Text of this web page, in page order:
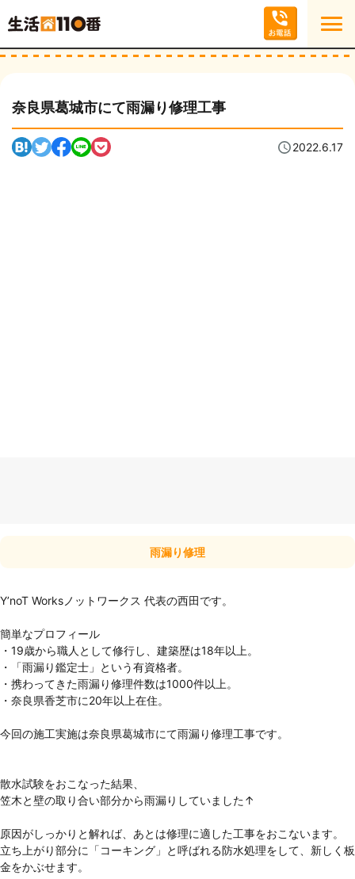
奈良県葛城市にて雨漏り修理工事
2022.6.17
雨漏り修理
Y’noT Worksノットワークス 代表の西田です。
簡単なプロフィール
・19歳から職人として修行し、建築歴は18年以上。
・「雨漏り鑑定士」という有資格者。
・携わってきた雨漏り修理件数は1000件以上。
・奈良県香芝市に20年以上在住。
今回の施工実施は奈良県葛城市にて雨漏り修理工事です。
散水試験をおこなった結果、
笠木と壁の取り合い部分から雨漏りしていました↑
原因がしっかりと解れば、あとは修理に適した工事をおこないます。
立ち上がり部分に「コーキング」と呼ばれる防水処理をして、新しく板
金をかぶせます。